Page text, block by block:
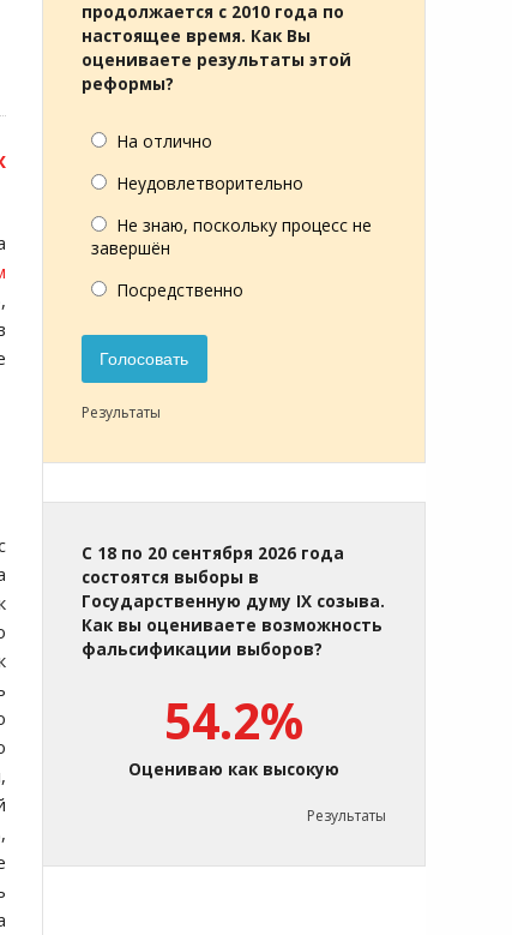
продолжается с 2010 года по
настоящее время. Как Вы
оцениваете результаты этой
реформы?
На отлично
Неудовлетворительно
Не знаю, поскольку процесс не
завершён
Посредственно
Голосовать
Результаты
С 18 по 20 сентября 2026 года
состоятся выборы в
Государственную думу IX созыва.
Как вы оцениваете возможность
фальсификации выборов?
54.2%
Оцениваю как высокую
Результаты